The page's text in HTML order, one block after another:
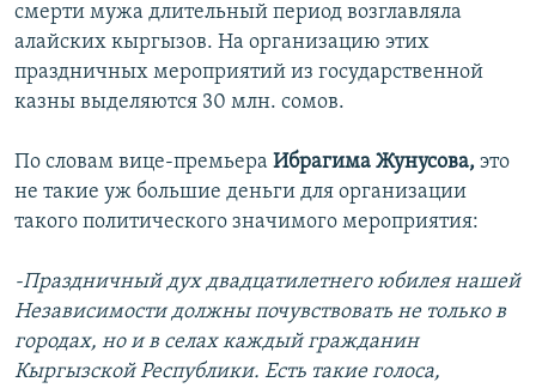
смерти мужа длительный период возглавляла
алайских кыргызов. На организацию этих
праздничных мероприятий из государственной
казны выделяются 30 млн. сомов.
По словам вице-премьера Ибрагима Жунусова, это
не такие уж большие деньги для организации
такого политического значимого мероприятия:
-Праздничный дух двадцатилетнего юбилея нашей
Независимости должны почувствовать не только в
городах, но и в селах каждый гражданин
Кыргызской Республики. Есть такие голоса,